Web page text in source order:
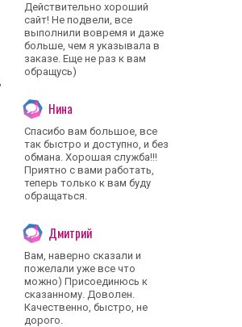
Действительно хороший
сайт! Не подвели, все
выполнили вовремя и даже
больше, чем я указывала в
заказе. Еще не раз к вам
обращусь)
Нина
Спасибо вам большое, все
так быстро и доступно, и без
обмана. Хорошая служба!!!
Приятно с вами работать,
теперь только к вам буду
обращаться.
Дмитрий
Вам, наверно сказали и
пожелали уже все что
можно) Присоединюсь к
сказанному. Доволен.
Качественно, быстро, не
дорого.